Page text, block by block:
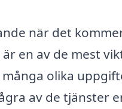
när det
en av de mest
olika
av de tjänster